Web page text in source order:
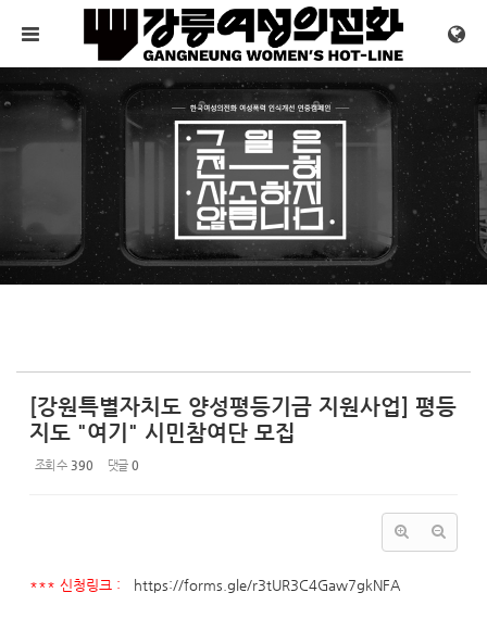
메뉴 건너뛰기
[강원특별자치도 양성평등기금 지원사업] 평등
지도 "여기" 시민참여단 모집
조회 수 390 댓글 0
*** 신청링크 : https://forms.gle/r3tUR3C4Gaw7gkNFA